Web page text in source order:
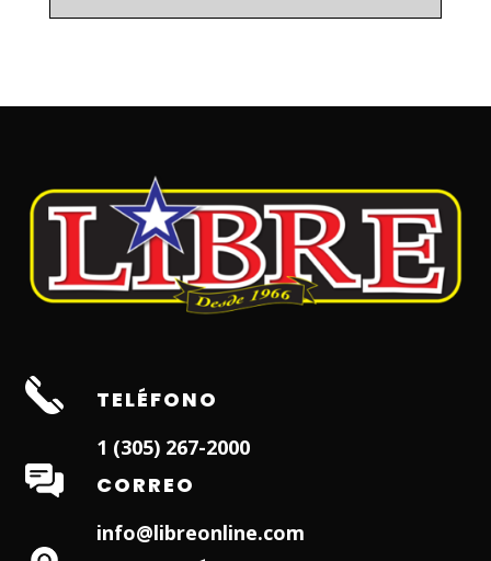
TELÉFONO
1 (305) 267-2000
CORREO
info@libreonline.com